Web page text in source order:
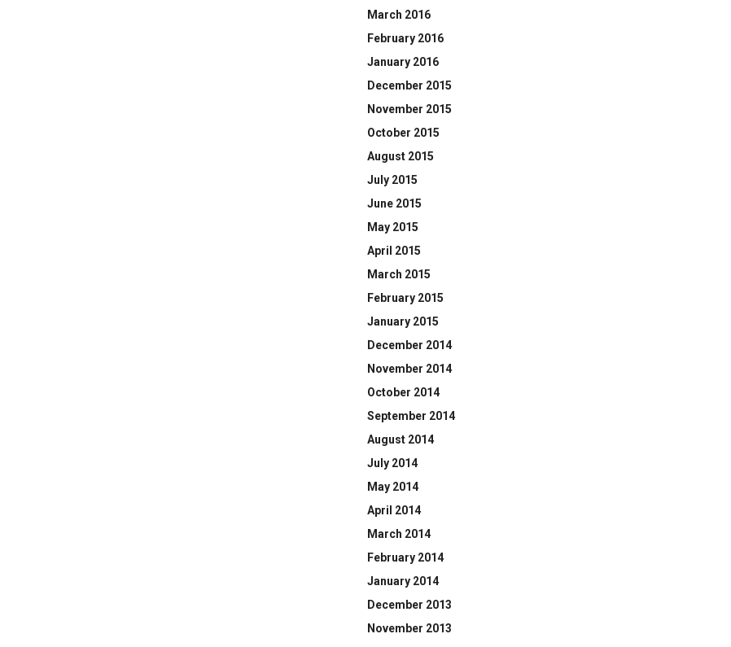
March 2016
February 2016
January 2016
December 2015
November 2015
October 2015
August 2015
July 2015
June 2015
May 2015
April 2015
March 2015
February 2015
January 2015
December 2014
November 2014
October 2014
September 2014
August 2014
July 2014
May 2014
April 2014
March 2014
February 2014
January 2014
December 2013
November 2013